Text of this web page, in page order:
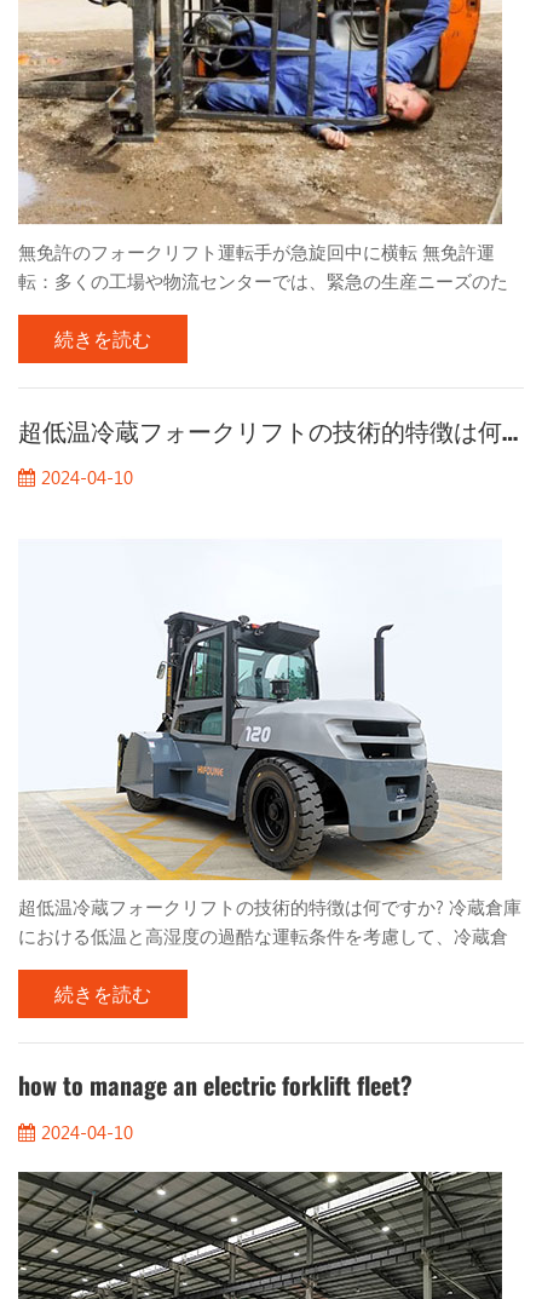
無免許のフォークリフト運転手が急旋回中に横転 無免許運
転：多くの工場や物流センターでは、緊急の生産ニーズのた
め、適切な訓練や資格を持たない労働者がフォークリフトの
運転に雇われることがあります。これらの無免許運転者は、
フォークリフト操作の基本的な理解とスキルが不足してお
り、その結果、不適切な運転行動が発生します。 速すぎる、
急旋回すぎる: ストレスの多い作業環境では、ドライバーは時
リフトの速度を上げる傾向があります。フォークリフトが速
ーを抜き忘れることがあります。この場合、権限のない者が
勝手にフォークリフトを操作する可能性が...
続きを読む
超低温冷蔵フォークリフトの技術的特徴は何ですか?
2024-04-10
超低温冷蔵フォークリフトの技術的特徴は何ですか? 冷蔵倉庫
における低温と高湿度の過酷な運転条件を考慮して、冷蔵倉
庫フォークリフトは技術的特性を満たすことを目指し、フォ
ークリフトの正常な動作を確保するための対策を講じる必要
があります。具体的な対策は以下のとおりです。 1.電装品の
信頼性 電装品の主な対策は凍結防止と防錆です。スイッチは
可能な限り非接触スイッチを使用してください。硬化や劣化
す。電気加熱器具などの主要コンポーネントの乾燥環境を維
持するには、内部発熱体を使用する必要があります。防水コ
ネクタと電気コネクタ端子は、ゴムカバーと専門的な防水回
路配線と組み合わせて、凍結や結露による電気障害に効果的
に対処します。 2.結露防止対策フォークリフト の制御機器は
密閉ボックス内に安全に設置されており、水滴による結露を
続きを読む
how to manage an electric forklift fleet?
2024-04-10